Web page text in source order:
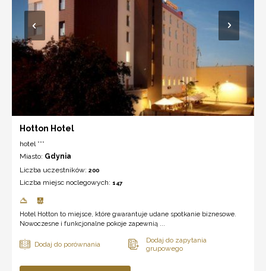
Hotton Hotel
hotel ***
Miasto: Gdynia
Liczba uczestników: 200
Liczba miejsc noclegowych: 147
Hotel Hotton to miejsce, które gwarantuje udane spotkanie biznesowe.
Nowoczesne i funkcjonalne pokoje zapewnią ...